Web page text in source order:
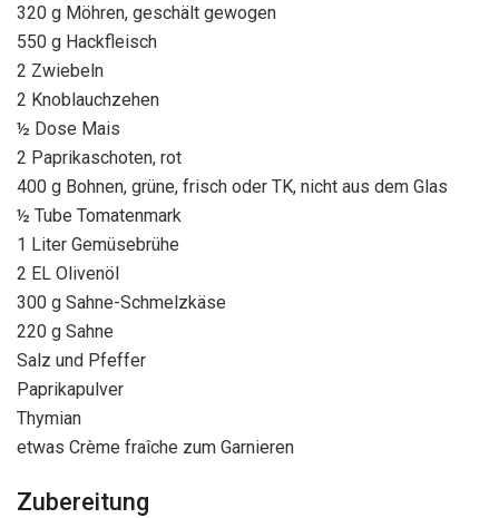
320 g Möhren, geschält gewogen
550 g Hackfleisch
2 Zwiebeln
2 Knoblauchzehen
½ Dose Mais
2 Paprikaschoten, rot
400 g Bohnen, grüne, frisch oder TK, nicht aus dem Glas
½ Tube Tomatenmark
1 Liter Gemüsebrühe
2 EL Olivenöl
300 g Sahne-Schmelzkäse
220 g Sahne
Salz und Pfeffer
Paprikapulver
Thymian
etwas Crème fraîche zum Garnieren
Zubereitung